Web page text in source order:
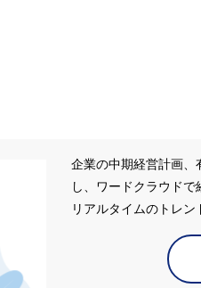
企業の中期経営計画、
し、ワードクラウド
リアルタイムのトレン